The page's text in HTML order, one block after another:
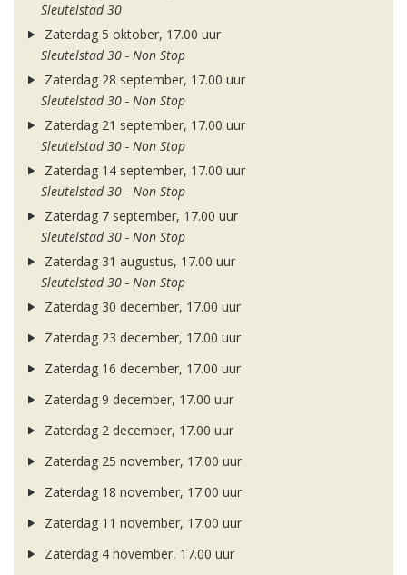
Sleutelstad 30
Zaterdag 5 oktober, 17.00 uur
Sleutelstad 30 - Non Stop
Zaterdag 28 september, 17.00 uur
Sleutelstad 30 - Non Stop
Zaterdag 21 september, 17.00 uur
Sleutelstad 30 - Non Stop
Zaterdag 14 september, 17.00 uur
Sleutelstad 30 - Non Stop
Zaterdag 7 september, 17.00 uur
Sleutelstad 30 - Non Stop
Zaterdag 31 augustus, 17.00 uur
Sleutelstad 30 - Non Stop
Zaterdag 30 december, 17.00 uur
Zaterdag 23 december, 17.00 uur
Zaterdag 16 december, 17.00 uur
Zaterdag 9 december, 17.00 uur
Zaterdag 2 december, 17.00 uur
Zaterdag 25 november, 17.00 uur
Zaterdag 18 november, 17.00 uur
Zaterdag 11 november, 17.00 uur
Zaterdag 4 november, 17.00 uur